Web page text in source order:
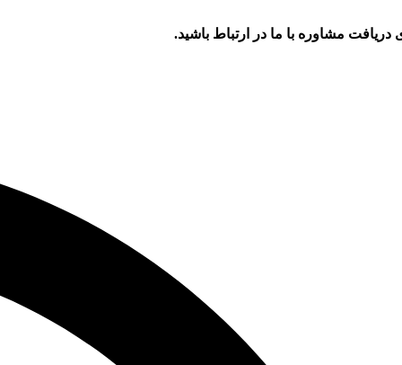
دریافت مشاوره با ما در ارتباط باشید.